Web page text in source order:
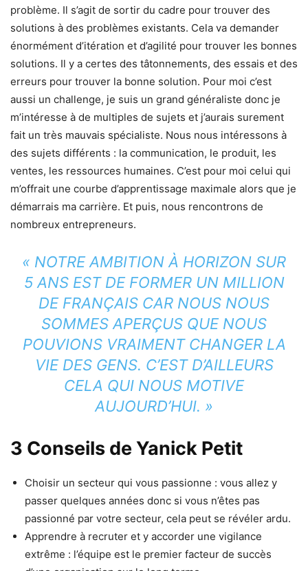
problème. Il s’agit de sortir du cadre pour trouver des
solutions à des problèmes existants. Cela va demander
énormément d’itération et d’agilité pour trouver les bonnes
solutions. Il y a certes des tâtonnements, des essais et des
erreurs pour trouver la bonne solution. Pour moi c’est
aussi un challenge, je suis un grand généraliste donc je
m’intéresse à de multiples de sujets et j’aurais surement
fait un très mauvais spécialiste. Nous nous intéressons à
des sujets différents : la communication, le produit, les
ventes, les ressources humaines. C’est pour moi celui qui
m’offrait une courbe d’apprentissage maximale alors que je
démarrais ma carrière. Et puis, nous rencontrons de
nombreux entrepreneurs.
« NOTRE AMBITION À HORIZON SUR
5 ANS EST DE FORMER UN MILLION
DE FRANÇAIS CAR NOUS NOUS
SOMMES APERÇUS QUE NOUS
POUVIONS VRAIMENT CHANGER LA
VIE DES GENS. C’EST D’AILLEURS
CELA QUI NOUS MOTIVE
AUJOURD’HUI. »
3 Conseils de Yanick Petit
Choisir un secteur qui vous passionne : vous allez y
passer quelques années donc si vous n’êtes pas
passionné par votre secteur, cela peut se révéler ardu.
Apprendre à recruter et y accorder une vigilance
extrême : l’équipe est le premier facteur de succès